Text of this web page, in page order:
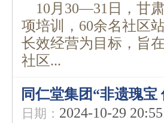
10月30—31日，甘
项培训，60余名社区
长效经营为目标，旨
社区...
同仁堂集团“非遗瑰
日期： 2024-10-29